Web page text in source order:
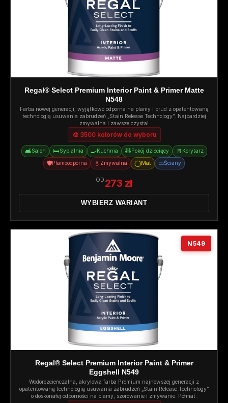
Regal® Select Premium Interior Paint & Primer Matte
N548
Farba nowej generacji, wyjątkowo odporna na plamy i brud z opatentowaną
technologią usuwania zabrudzeń „Stain Release Technology”. Najbardziej
zmywalna i zawsze czysta!
🎨 3500 kolorów do wyboru
🛋️Salon 🛏️Sypialnia 🍳Kuchnia 🧸Pokój dziecięcy 🚪 Korytarz
🛡️Plamoodporna 💧 Zmywalna ◯Mat ▭Ściany
OD 273 zł
WYBIERZ WARIANT
N549
Regal® Select Premium Interior Paint & Primer
Eggshell N549
Wodorozcieńczalna, akrylowa farba Premium najnowszej generacji z
opatentowaną technologią usuwania zabrudzeń „Stain Release Technology”
o doskonałej odporności na plamy, szorowanie i zmywanie. Półmat.